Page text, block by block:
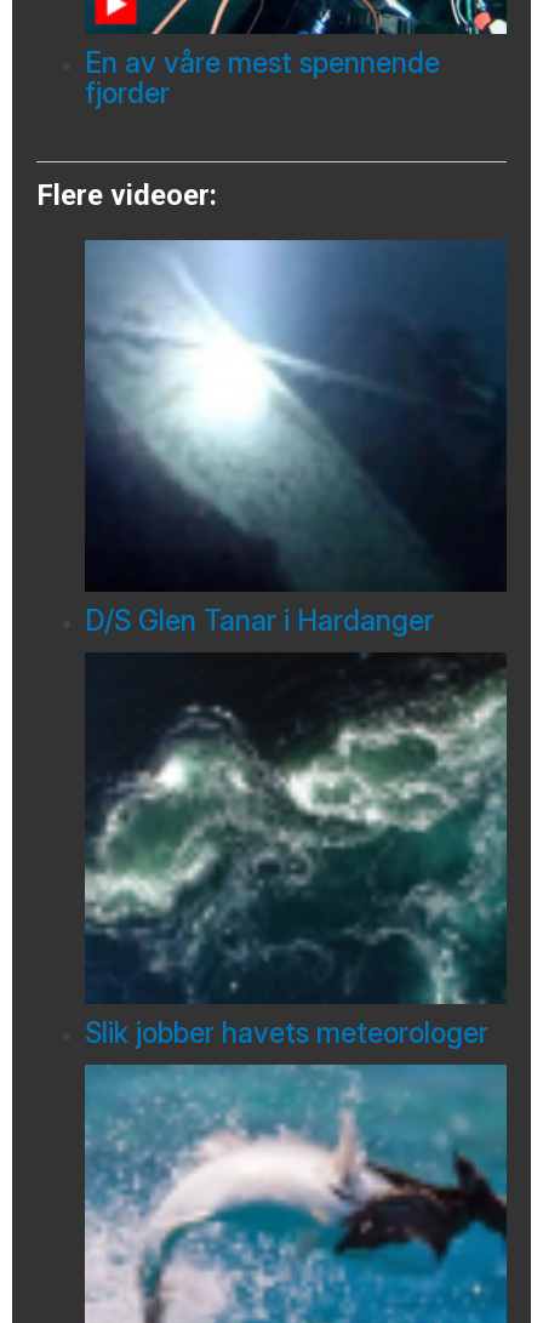
En av våre mest spennende
fjorder
Flere videoer:
D/S Glen Tanar i Hardanger
Slik jobber havets meteorologer